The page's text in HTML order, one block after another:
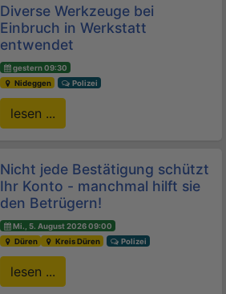
Diverse Werkzeuge bei
Einbruch in Werkstatt
entwendet
gestern 09:30
Nideggen
Polizei
lesen ...
Nicht jede Bestätigung schützt
Ihr Konto - manchmal hilft sie
den Betrügern!
Mi., 5. August 2026 09:00
Düren
Kreis Düren Polizei
lesen ...